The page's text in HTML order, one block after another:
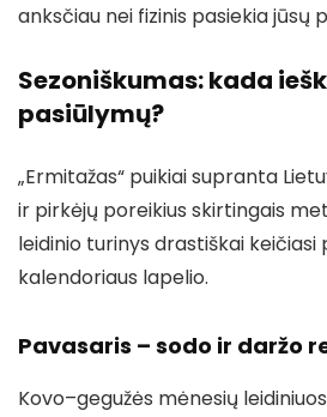
anksčiau nei fizinis pasiekia jūsų
Sezoniškumas: kada
pasiūlymų?
„Ermitažas“ puikiai supranta
ir pirkėjų poreikius skirtingais
leidinio turinys drastiškai keičiasi
kalendoriaus lapelio.
Pavasaris – sodo ir daržo
Kovo–gegužės mėnesių